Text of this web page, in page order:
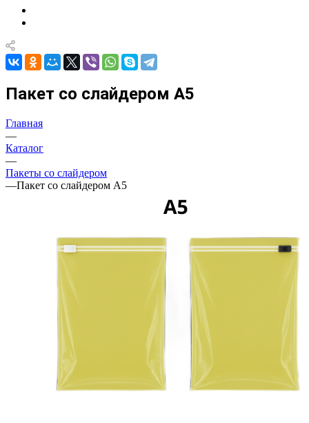
Пакет со слайдером А5
Главная
—
Каталог
—
Пакеты со слайдером
—Пакет со слайдером А5